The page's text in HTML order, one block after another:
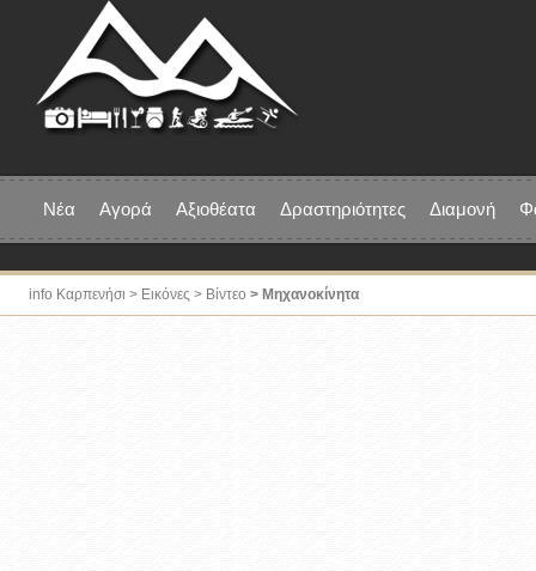
Νέα Αγορά Αξιοθέατα Δραστηριότητες Διαμονή
info Καρπενήσι > Εικόνες > Βίντεο > Μηχανοκίνητα